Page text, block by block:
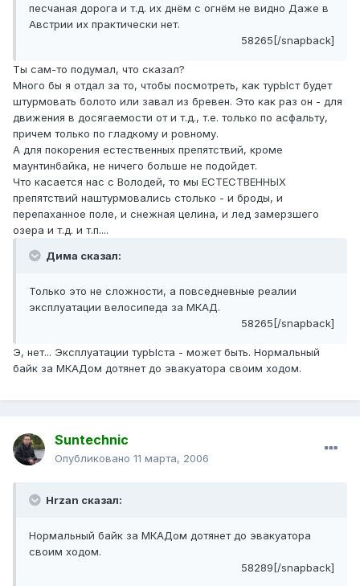
песчаная дорога и т.д. их днём с огнём не видно Даже в
Австрии их практически нет.
58265[/snapback]
Ты сам-то подумал, что сказал?
Много бы я отдал за то, чтобы посмотреть, как турЫст будет
штурмовать болото или завал из бревен. Это как раз он - для
движения в досягаемости от и т.д., т.е. только по асфальту,
причем только по гладкому и ровному.
А для покорения естественных препятствий, кроме
маунтинбайка, не ничего больше не подойдет.
Что касается нас с Володей, то мы ЕСТЕСТВЕННЫХ
препятствий наштурмовались столько - и броды, и
перепаханное поле, и снежная целина, и лед замерзшего
озера и т.д. и т.п....
Дима сказал:
Только это не сложности, а повседневные реалии
эксплуатации велосипеда за МКАД.
58265[/snapback]
Э, нет... Эксплуатации турЫста - может быть. Нормальный
байк за МКАДом дотянет до эвакуатора своим ходом.
Suntechnic
Опубликовано 11 марта, 2006
Hrzan сказал:
Нормальный байк за МКАДом дотянет до эвакуатора
своим ходом.
58289[/snapback]